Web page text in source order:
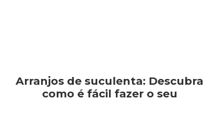
Cultivo e Manutenção
Arranjos de suculenta: Descubra
como é fácil fazer o seu